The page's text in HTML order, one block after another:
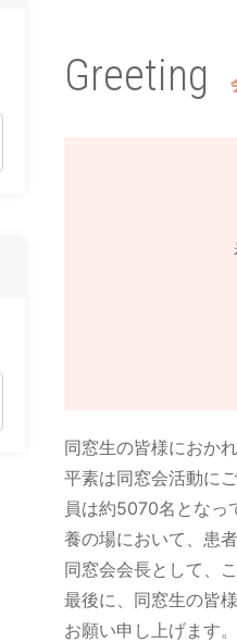
Greeting
同窓生の皆様におか
平素は同窓会活動に
員は約5070名となっ
養の場において、患
同窓会会長として、
最後に、同窓生の皆
お願い申し上げます。